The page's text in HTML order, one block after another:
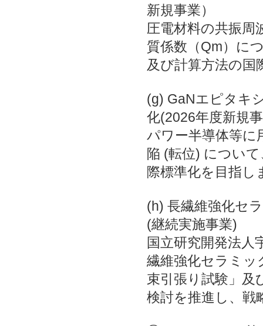
新規事業）
圧電材料の共振周
質係数（Qm）に
及び計算方法の国
(g) GaNエピタキ
化(2026年度新規
パワー半導体等
陥 (転位) につい
際標準化を目指し
(h) 長繊維強化セ
(継続実施事業)
国立研究開発法人
繊維強化セラミッ
束引張り試験」及
検討を推進し、戦